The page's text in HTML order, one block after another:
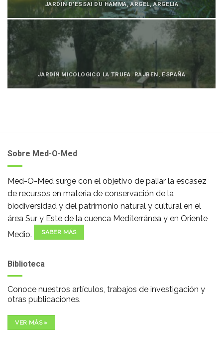
JARDIN D’ESSAI DU HAMMA, ARGEL, ARGELIA
JARDÍN MICOLOGICO LA TRUFA. RAJBEN, ESPAÑA
Sobre Med-O-Med
Med-O-Med surge con el objetivo de paliar la escasez
de recursos en materia de conservación de la
biodiversidad y del patrimonio natural y cultural en el
área Sur y Este de la cuenca Mediterránea y en Oriente
Medio.
SABER MÁS
Biblioteca
Conoce nuestros artículos, trabajos de investigación y
otras publicaciones.
VER MÁS »